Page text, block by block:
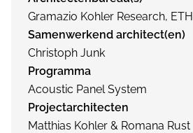
Gramazio Kohler Research, ETH
Samenwerkend architect(en)
Christoph Junk
Programma
Acoustic Panel System
Projectarchitecten
Matthias Kohler & Romana Rust